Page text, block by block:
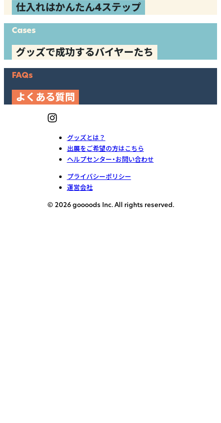
仕入れはかんたん4ステップ
Cases
グッズで成功するバイヤーたち
FAQs
よくある質問
グッズとは？
出展をご希望の方はこちら
ヘルプセンター・お問い合わせ
プライバシーポリシー
運営会社
© 2026 goooods Inc. All rights reserved.